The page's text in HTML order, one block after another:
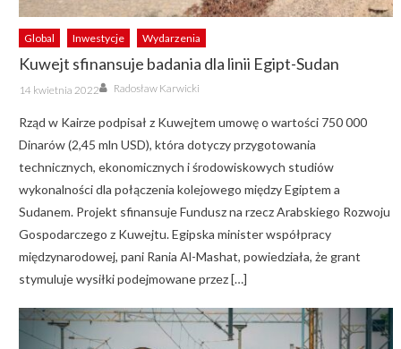
Global Inwestycje Wydarzenia
Kuwejt sfinansuje badania dla linii Egipt-Sudan
Posted
on
14 kwietnia 2022 Author
Radosław Karwicki
Rząd w Kairze podpisał z Kuwejtem umowę o wartości 750 000
Dinarów (2,45 mln USD), która dotyczy przygotowania
technicznych, ekonomicznych i środowiskowych studiów
wykonalności dla połączenia kolejowego między Egiptem a
Sudanem. Projekt sfinansuje Fundusz na rzecz Arabskiego Rozwoju
Gospodarczego z Kuwejtu. Egipska minister współpracy
międzynarodowej, pani Rania Al-Mashat, powiedziała, że ​​grant
stymuluje wysiłki podejmowane przez […]